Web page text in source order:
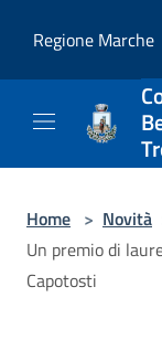
Regione Marche
Home > Novità
Un premio di
Capotosti